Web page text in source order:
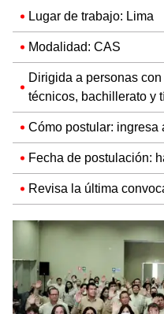
Lugar de trabajo: Lima
Modalidad: CAS
Dirigida a personas
técnicos, bachillerato y
Cómo postular: ingresa
Fecha de postulación:
Revisa la última